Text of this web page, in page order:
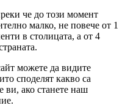
че до този момент
малко, не повече от 1
в столицата, а от 4
можете да видите
споделят какво са
ви, ако станете наш